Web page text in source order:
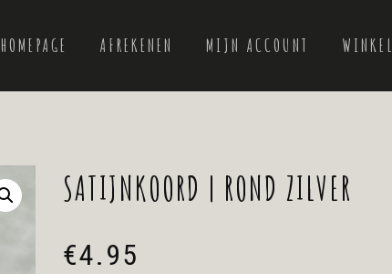
HOMEPAGE AFREKENEN MIJN ACCOUNT WINKEL
SATIJNKOORD | ROND ZILVER
€4.95